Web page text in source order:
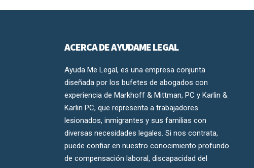
ACERCA DE AYUDAME LEGAL
Ayuda Me Legal, es una empresa conjunta
diseñada por los bufetes de abogados con
experiencia de Markhoff & Mittman, PC y Karlin &
Karlin PC, que representa a trabajadores
lesionados, inmigrantes y sus familias con
diversas necesidades legales. Si nos contrata,
puede confiar en nuestro conocimiento profundo
de compensación laboral, discapacidad del